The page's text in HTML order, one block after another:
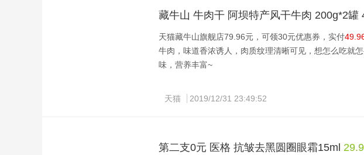
藏牛山 牛肉干 阿坝特产风干牛肉 200g*2罐
天猫藏牛山旗舰店79.96元，可领30元优惠券，实付
牛肉，味道香浓诱人，肉质纹理清晰可见，想怎么吃就
味，营养丰富~
天猫 2019/12/31 23:49:52
第二支0元 医格 抗皱去黑圆圈眼霜15ml